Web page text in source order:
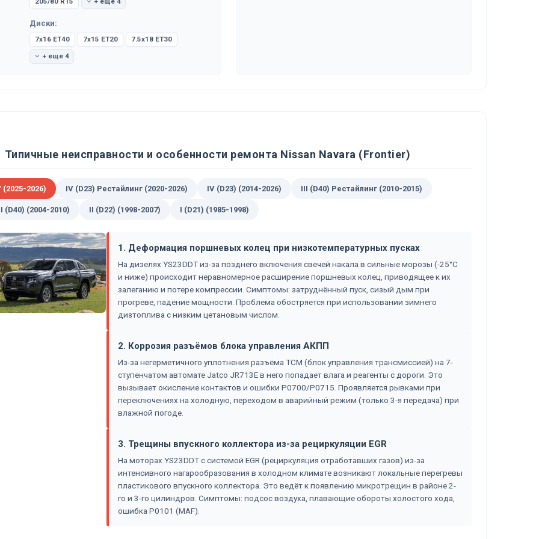
Диски:
7x16 ET40 7x15 ET20 7.5x18 ET30
+ еще 4
Типичные неисправности и особенности ремонта Nissan Navara (Frontier)
(2025-2026) IV (D23) Рестайлинг (2020-2026) IV (D23) (2014-2026) III (D40) Рестайлинг (2010-2015)
(D40) (2004-2010) II (D22) (1998-2007) I (D21) (1985-1998)
1. Деформация поршневых колец при низкотемпературных пусках
На дизелях YS23DDT из-за позднего включения свечей накала в сильные морозы (-25°C
и ниже) происходит неравномерное расширение поршневых колец, приводящее к их
залеганию и потере компрессии. Симптомы: затруднённый пуск, сизый дым при
прогреве, падение мощности. Проблема обостряется при использовании зимнего
дизтоплива с низким цетановым числом.
2. Коррозия разъёмов блока управления АКПП
Из-за негерметичного уплотнения разъёма TCM (блок управления трансмиссией) на 7-
ступенчатом автомате Jatco JR713E в него попадает влага и реагенты с дороги. Это
вызывает окисление контактов и ошибки P0700/P0715. Проявляется рывками при
переключениях на холодную, переходом в аварийный режим (только 3-я передача) при
влажной погоде.
3. Трещины впускного коллектора из-за рециркуляции EGR
На моторах YS23DDT с системой EGR (рециркуляция отработавших газов) из-за
интенсивного нагарообразования в холодном климате возникают локальные перегревы
пластикового впускного коллектора. Это ведёт к появлению микротрещин в районе 2-
го и 3-го цилиндров. Симптомы: подсос воздуха, плавающие обороты холостого хода,
ошибка P0101 (MAF).